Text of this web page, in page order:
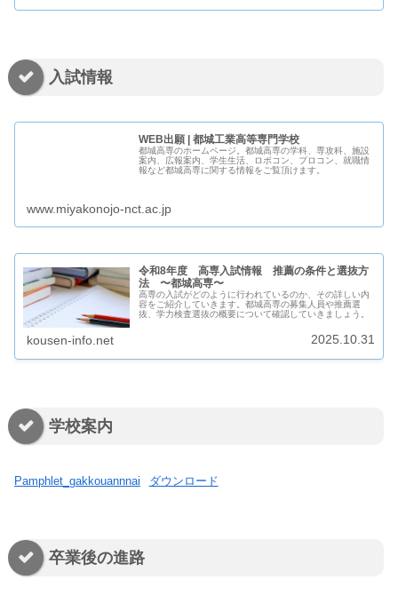
入試情報
WEB出願 | 都城工業高等専門学校
都城高専のホームページ。都城高専の学科、専攻科、施設
案内、広報案内、学生生活、ロボコン、プロコン、就職情
報など都城高専に関する情報をご覧頂けます。
www.miyakonojo-nct.ac.jp
令和8年度 高専入試情報 推薦の条件と選抜方
法 〜都城高専〜
高専の入試がどのように行われているのか、その詳しい内
容をご紹介していきます。都城高専の募集人員や推薦選
抜、学力検査選抜の概要について確認していきましょう。
kousen-info.net 2025.10.31
学校案内
Pamphlet_gakkouannnai ダウンロード
卒業後の進路